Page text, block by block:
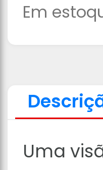
Em
Uma